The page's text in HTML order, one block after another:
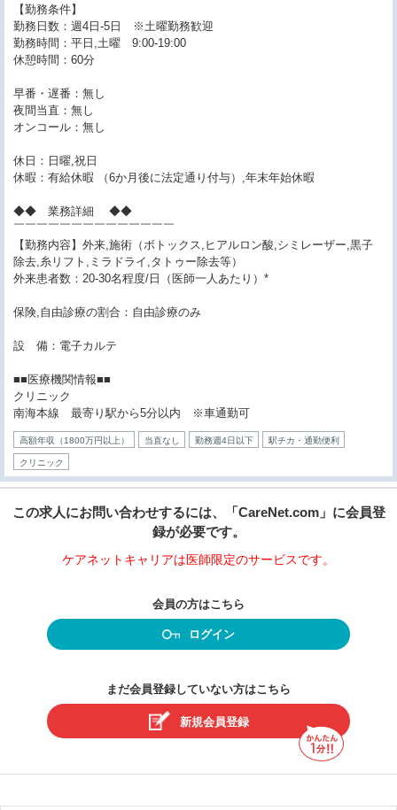
【勤務条件】
勤務日数：週4日-5日 ※土曜勤務歓迎
勤務時間：平日,土曜 9:00-19:00
休憩時間：60分
早番・遅番：無し
夜間当直：無し
オンコール：無し
休日：日曜,祝日
休暇：有給休暇 （6か月後に法定通り付与）,年末年始休暇
◆◆ 業務詳細 ◆◆
￣￣￣￣￣￣￣￣￣￣￣￣￣￣
【勤務内容】外来,施術（ボトックス,ヒアルロン酸,シミレーザー,黒子
除去,糸リフト,ミラドライ,タトゥー除去等）
外来患者数：20-30名程度/日（医師一人あたり）*
保険,自由診療の割合：自由診療のみ
設 備：電子カルテ
■■医療機関情報■■
クリニック
南海本線 最寄り駅から5分以内 ※車通勤可
高額年収（1800万円以上） 当直なし 勤務週4日以下 駅チカ・通勤便利
クリニック
この求人にお問い合わせするには、「CareNet.com」に会員登
録が必要です。
ケアネットキャリアは医師限定のサービスです。
会員の方はこちら
ログイン
まだ会員登録していない方はこちら
新規会員登録